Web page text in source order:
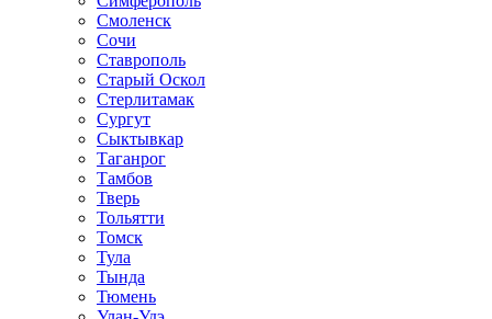
Смоленск
Сочи
Ставрополь
Старый Оскол
Стерлитамак
Сургут
Сыктывкар
Таганрог
Тамбов
Тверь
Тольятти
Томск
Тула
Тында
Тюмень